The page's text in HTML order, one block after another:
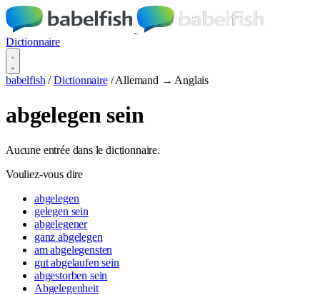
Dictionnaire
babelfish / Dictionnaire / Allemand → Anglais
abgelegen sein
Aucune entrée dans le dictionnaire.
Vouliez-vous dire
abgelegen
gelegen sein
abgelegener
ganz abgelegen
am abgelegensten
gut abgelaufen sein
abgestorben sein
Abgelegenheit